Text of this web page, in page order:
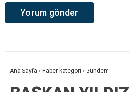
Ana Sayfa › Haber kategori › Gündem